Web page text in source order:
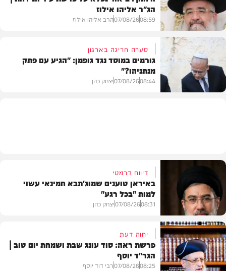
וידאו
וידאו
הג"ר אליהו אילוז
08:59
07/08/26הרב אליהו אילוז
סערה חריגה בארגון
גורמים במוסד נגד גופמן: "הגיע עם פתק
מנתניהו?"
08:44
07/08/26יצחק כהן
חדשות
דיווח דרמטי
באיראן טוענים שמוג'תבא חמינאי עשוי
למות "בכל רגע"
08:31
07/08/26יצחק כהן
יחוה דעת
פרשת ראה: סוד עונג שבת ושמחת יום טוב |
הגר"ד יוסף
08:25
07/08/26רבי דוד יוסף